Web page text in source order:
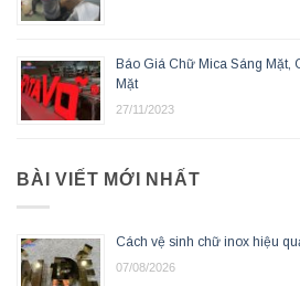
Báo Giá Chữ Mica Sáng Mặt,
Mặt
27/11/2023
BÀI VIẾT MỚI NHẤT
Cách vệ sinh chữ inox hiệu
07/08/2026